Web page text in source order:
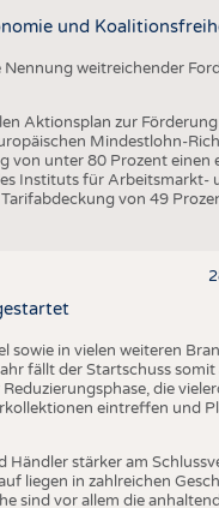
und
weitreichender
Aktionsplan zur
Mindestlohn-
unter 80 Prozent einen
Instituts für Arbeitsmarkt-
von 49
in vielen weiteren
fällt der Startschuss somit
die
eintreffen und
stärker am
liegen in zahlreichen
sind vor allem die